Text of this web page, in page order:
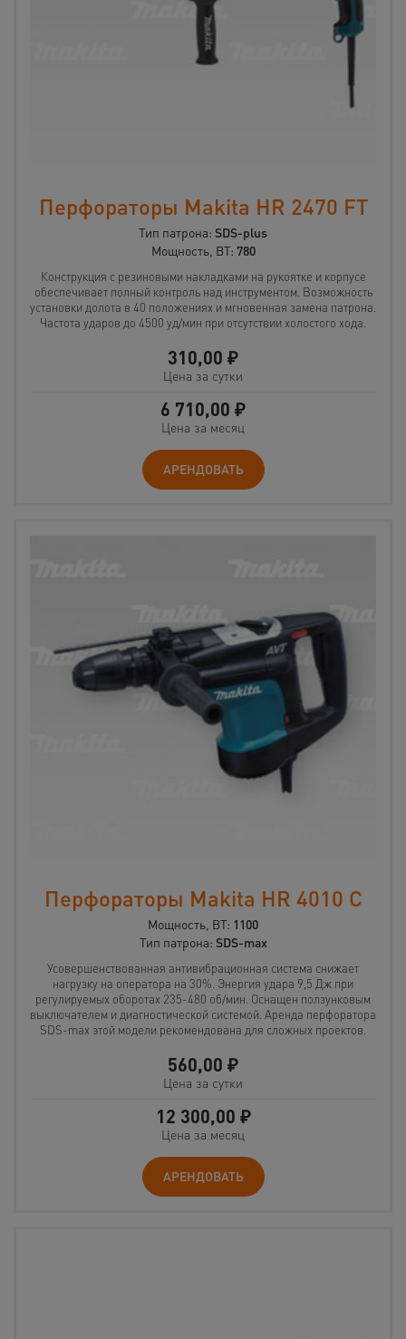
Перфораторы Makita HR 2470 FT
Тип патрона: SDS-plus
Мощность, ВТ: 780
Конструкция с резиновыми накладками на рукоятке и корпусе
обеспечивает полный контроль над инструментом. Возможность
установки долота в 40 положениях и мгновенная замена патрона.
Частота ударов до 4500 уд/мин при отсутствии холостого хода.
310,00 ₽
Цена за сутки
6 710,00 ₽
Цена за месяц
АРЕНДОВАТЬ
Перфораторы Makita HR 4010 C
Мощность, ВТ: 1100
Тип патрона: SDS-max
Усовершенствованная антивибрационная система снижает
нагрузку на оператора на 30%. Энергия удара 9,5 Дж при
регулируемых оборотах 235-480 об/мин. Оснащен ползунковым
выключателем и диагностической системой. Аренда перфоратора
SDS-max этой модели рекомендована для сложных проектов.
560,00 ₽
Цена за сутки
12 300,00 ₽
Цена за месяц
АРЕНДОВАТЬ